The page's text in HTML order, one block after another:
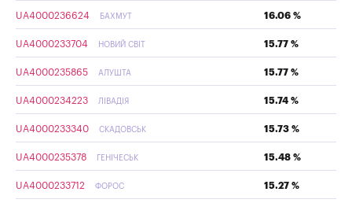
UA4000236624 БАХМУТ 16.06 %
UA4000233704 НОВИЙ СВІТ 15.77 %
UA4000235865 АЛУШТА 15.77 %
UA4000234223 ЛІВАДІЯ 15.74 %
UA4000233340 СКАДОВСЬК 15.73 %
UA4000235378 ГЕНІЧЕСЬК 15.48 %
UA4000233712 ФОРОС 15.27 %